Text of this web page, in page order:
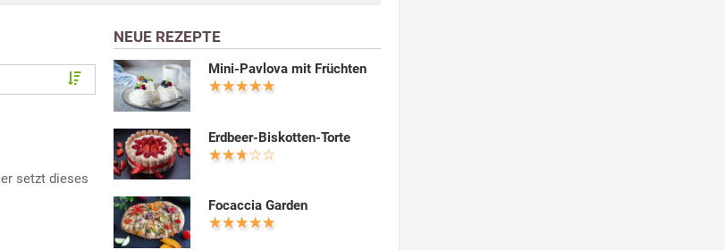
setzt dieses
NEUE REZEPTE
Mini-Pavlova mit Früchten
Erdbeer-Biskotten-Torte
Focaccia Garden